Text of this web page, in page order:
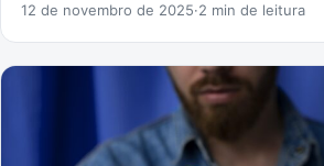
12 de novembro de 2025·2 min de leitura